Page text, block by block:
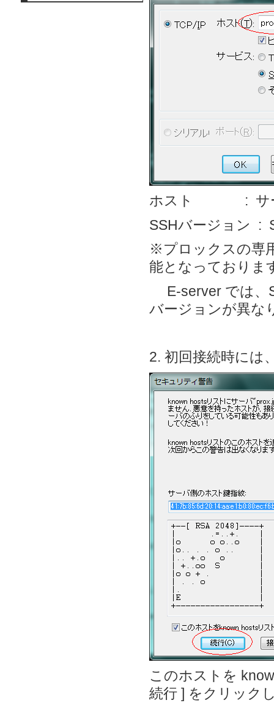
ホスト : サーバ
SSHバージョン :
※プロックスの専
能となっておりま
E-server では、
バージョンが異な
2. 初回接続時には
このホストを
続行 ] をクリック